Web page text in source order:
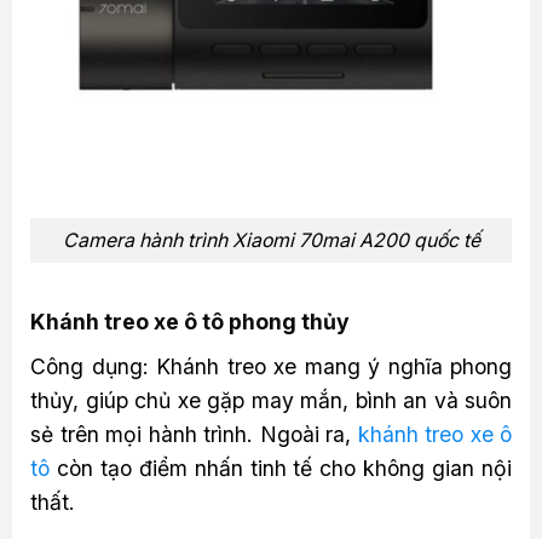
Camera hành trình Xiaomi 70mai A200 quốc tế
Khánh treo xe ô tô phong thủy
Công dụng: Khánh treo xe mang ý nghĩa phong
thủy, giúp chủ xe gặp may mắn, bình an và suôn
sẻ trên mọi hành trình. Ngoài ra, khánh treo xe ô
tô còn tạo điểm nhấn tinh tế cho không gian nội
thất.